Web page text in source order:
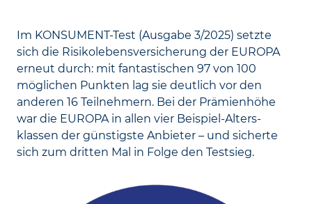
Im KONSUMENT-Test (Ausgabe 3/2025) setzte
sich die Risiko­lebens­versicherung der EUROPA
erneut durch: mit fantastischen 97 von 100
möglichen Punkten lag sie deutlich vor den
anderen 16 Teilnehmern. Bei der Prämien­höhe
war die EUROPA in allen vier Beispiel-Alters­
klassen der günstigste Anbieter – und sicherte
sich zum dritten Mal in Folge den Testsieg.